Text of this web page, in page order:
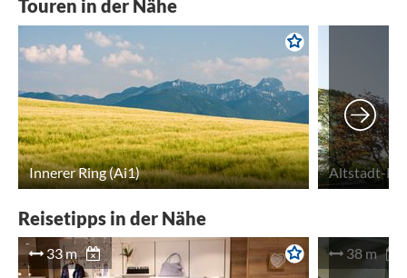
Touren in der Nähe
Innerer Ring (Ai1) Altstadt-
Reisetipps in der Nähe
33 m 38 m